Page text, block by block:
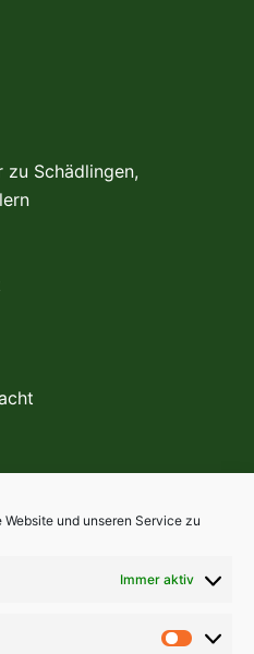
und unseren Service zu
Immer aktiv
zu Schädlingen,